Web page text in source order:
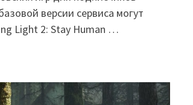
версии сервиса могут
Light 2: Stay Human …